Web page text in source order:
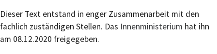
Dieser Text entstand in enger Zusammenarbeit mit den
fachlich zuständigen Stellen. Das Innenministerium hat ihn
am 08.12.2020 freigegeben.